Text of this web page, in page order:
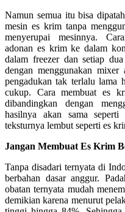
Namun semua itu bisa
mesin es krim tanpa
menyerupai mesinnya.
adonan es krim ke dalam
dalam freezer dan setiap
dengan menggunakan mixer
pengadukan tak terlalu lama
cukup. Cara membuat es
dibandingkan dengan
hasilnya akan sama
teksturnya lembut seperti es
Jangan Membuat Es Krim
Tanpa disadari ternyata di
berbahan dasar anggur.
obatan ternyata mudah
demikian karena menurut